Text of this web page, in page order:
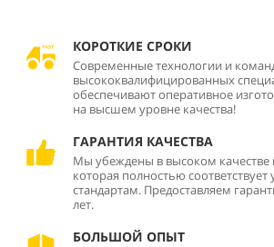
КОРОТКИЕ СРОКИ
Современные технологии и
высококвалифицированных
обеспечивают оперативное
на высшем уровне качества!
ГАРАНТИЯ КАЧЕСТВА
Мы убеждены в высоком
которая полностью
стандартам. Предоставляем
лет.
БОЛЬШОЙ ОПЫТ